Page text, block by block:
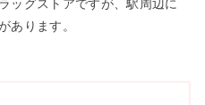
ッグストアですが、駅周辺に
あります。